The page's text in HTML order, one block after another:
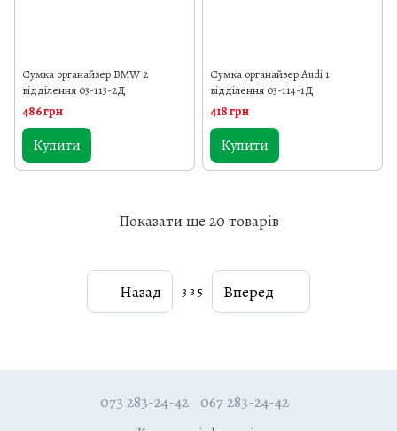
Сумка органайзер BMW 2
відділення 03-113-2Д
486 грн
Купити
Сумка органайзер Audi 1
відділення 03-114-1Д
418 грн
Купити
Показати ще 20 товарів
Назад 3 з 5 Вперед
073 283-24-42 067 283-24-42